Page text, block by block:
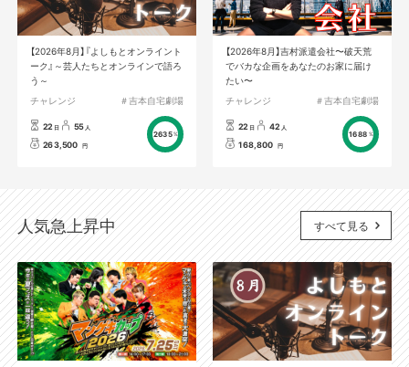
【2026年8月】『よしもとオンライント
ーク』～芸人たちとオンラインで語ろ
う～
チャレンジ
＃吉本自宅劇場
22 日 55 人
263,500 円
2635%
【2026年8月】吉村派遣会社〜破天荒
でバカな企画をあなたのお家に届け
たい〜
チャレンジ
＃吉本自宅劇場
22 日 42 人
168,800 円
1688 %
人気急上昇中 すべて見る